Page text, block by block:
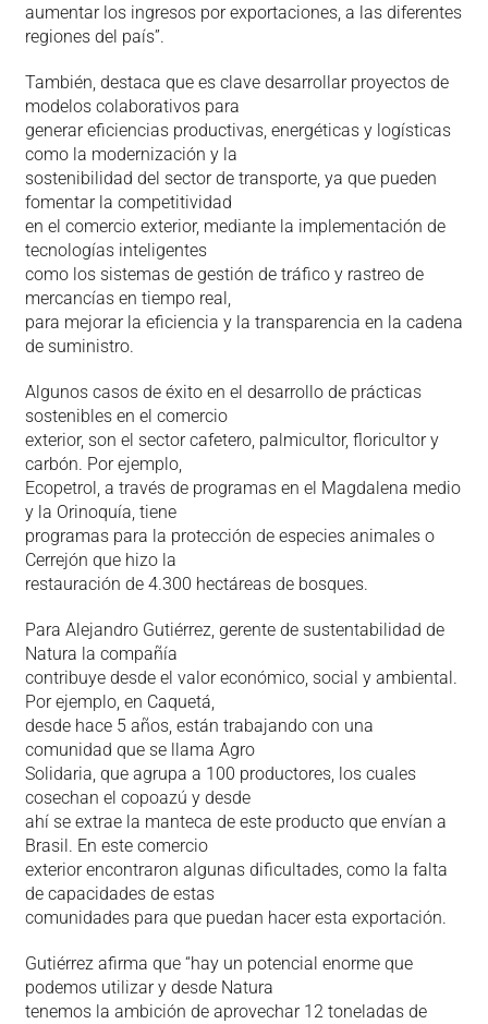
aumentar los ingresos por exportaciones, a las diferentes
regiones del país”.
También, destaca que es clave desarrollar proyectos de
modelos colaborativos para
generar eficiencias productivas, energéticas y logísticas
como la modernización y la
sostenibilidad del sector de transporte, ya que pueden
fomentar la competitividad
en el comercio exterior, mediante la implementación de
tecnologías inteligentes
como los sistemas de gestión de tráfico y rastreo de
mercancías en tiempo real,
para mejorar la eficiencia y la transparencia en la cadena
de suministro.
Algunos casos de éxito en el desarrollo de prácticas
sostenibles en el comercio
exterior, son el sector cafetero, palmicultor, floricultor y
carbón. Por ejemplo,
Ecopetrol, a través de programas en el Magdalena medio
y la Orinoquía, tiene
programas para la protección de especies animales o
Cerrejón que hizo la
restauración de 4.300 hectáreas de bosques.
Para Alejandro Gutiérrez, gerente de sustentabilidad de
Natura la compañía
contribuye desde el valor económico, social y ambiental.
Por ejemplo, en Caquetá,
desde hace 5 años, están trabajando con una
comunidad que se llama Agro
Solidaria, que agrupa a 100 productores, los cuales
cosechan el copoazú y desde
ahí se extrae la manteca de este producto que envían a
Brasil. En este comercio
exterior encontraron algunas dificultades, como la falta
de capacidades de estas
comunidades para que puedan hacer esta exportación.
Gutiérrez afirma que “hay un potencial enorme que
podemos utilizar y desde Natura
tenemos la ambición de aprovechar 12 toneladas de